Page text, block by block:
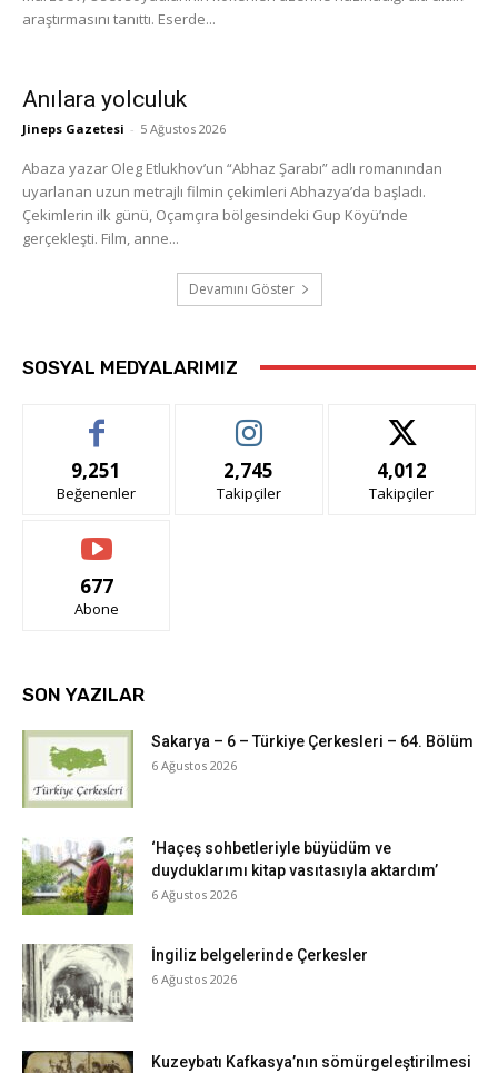
araştırmasını tanıttı. Eserde...
Anılara yolculuk
Jineps Gazetesi - 5 Ağustos 2026
Abaza yazar Oleg Etlukhov’un “Abhaz Şarabı” adlı romanından
uyarlanan uzun metrajlı filmin çekimleri Abhazya’da başladı.
Çekimlerin ilk günü, Oçamçıra bölgesindeki Gup Köyü’nde
gerçekleşti. Film, anne...
Devamını Göster
SOSYAL MEDYALARIMIZ
9,251
Beğenenler
2,745
Takipçiler
4,012
Takipçiler
677
Abone
SON YAZILAR
Sakarya – 6 – Türkiye Çerkesleri – 64. Bölüm
6 Ağustos 2026
‘Haçeş sohbetleriyle büyüdüm ve
duyduklarımı kitap vasıtasıyla aktardım’
6 Ağustos 2026
İngiliz belgelerinde Çerkesler
6 Ağustos 2026
Kuzeybatı Kafkasya’nın sömürgeleştirilmesi